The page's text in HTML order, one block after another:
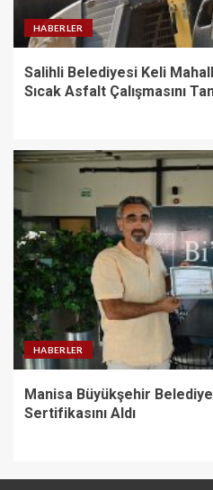
HABERLER
Salihli Belediyesi Keli
Sıcak Asfalt Çalışmasını
HABERLER
Manisa Büyükşehir
Sertifikasını Aldı